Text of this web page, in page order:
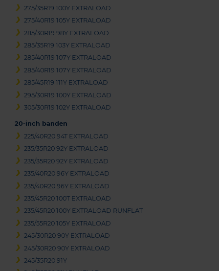
275/35R19 100Y EXTRALOAD
275/40R19 105Y EXTRALOAD
285/30R19 98Y EXTRALOAD
285/35R19 103Y EXTRALOAD
285/40R19 107Y EXTRALOAD
285/40R19 107Y EXTRALOAD
285/45R19 111Y EXTRALOAD
295/30R19 100Y EXTRALOAD
305/30R19 102Y EXTRALOAD
20-inch banden
225/40R20 94T EXTRALOAD
235/35R20 92Y EXTRALOAD
235/35R20 92Y EXTRALOAD
235/40R20 96Y EXTRALOAD
235/40R20 96Y EXTRALOAD
235/45R20 100T EXTRALOAD
235/45R20 100Y EXTRALOAD RUNFLAT
235/55R20 105Y EXTRALOAD
245/30R20 90Y EXTRALOAD
245/30R20 90Y EXTRALOAD
245/35R20 91Y